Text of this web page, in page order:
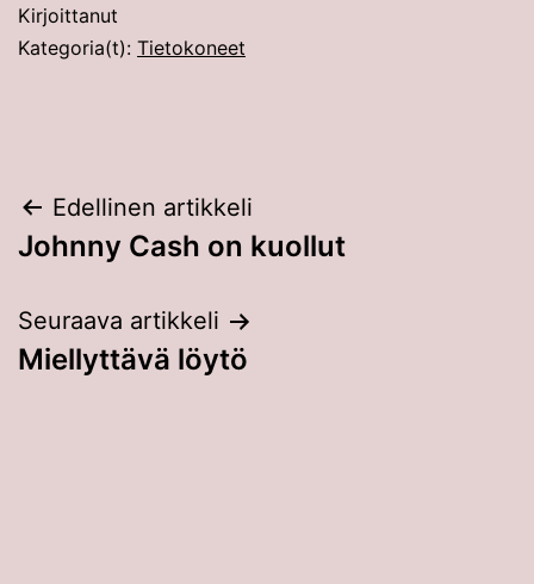
Kirjoittanut
Kategoria(t): Tietokoneet
Artikkelien
selaus
Edellinen artikkeli
Johnny Cash on kuollut
Seuraava artikkeli
Miellyttävä löytö